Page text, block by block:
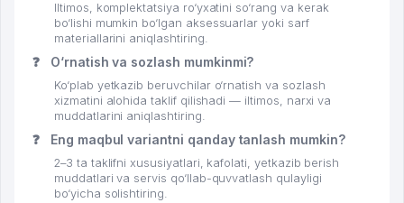
Iltimos, komplektatsiya ro‘yxatini so‘rang va kerak
bo‘lishi mumkin bo‘lgan aksessuarlar yoki sarf
materiallarini aniqlashtiring.
❓ O‘rnatish va sozlash mumkinmi?
Ko‘plab yetkazib beruvchilar o‘rnatish va sozlash
xizmatini alohida taklif qilishadi — iltimos, narxi va
muddatlarini aniqlashtiring.
❓ Eng maqbul variantni qanday tanlash mumkin?
2–3 ta taklifni xususiyatlari, kafolati, yetkazib berish
muddatlari va servis qo‘llab-quvvatlash qulayligi
bo‘yicha solishtiring.